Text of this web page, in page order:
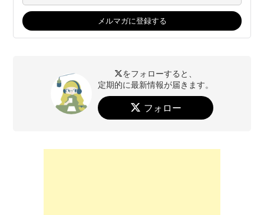
をフォローすると、
定期的に最新情報が届きます。
フォロー